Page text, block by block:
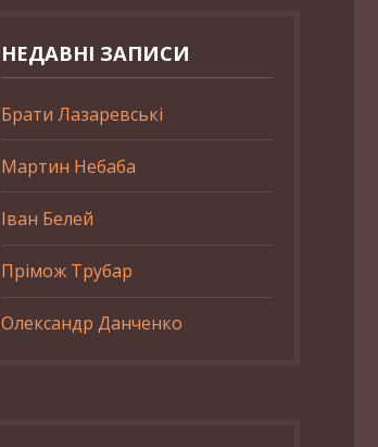
НЕДАВНІ ЗАПИСИ
Брати Лазаревські
Мартин Небаба
Іван Белей
Прімож Трубар
Олександр Данченко